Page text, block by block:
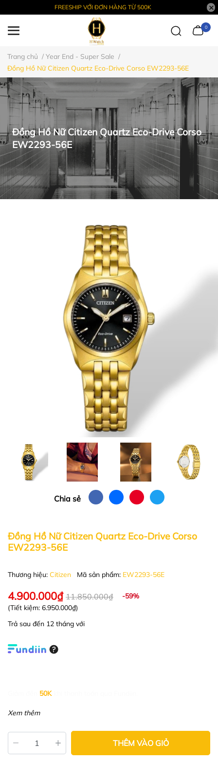
FREESHIP VỚI ĐƠN HÀNG TỪ 500K
0
Trang chủ / Year End - Super Sale /
Đồng Hồ Nữ Citizen Quartz Eco-Drive Corso EW2293-56E
Đồng Hồ Nữ Citizen Quartz Eco-Drive Corso
EW2293-56E
Chia sẻ
Đồng Hồ Nữ Citizen Quartz Eco-Drive Corso
EW2293-56E
Thương hiệu: Citizen Mã sản phẩm: EW2293-56E
4.900.000₫ 11.850.000₫
-59%
(Tiết kiệm: 6.950.000₫)
Trả sau đến 12 tháng với
50K
Xem thêm
THÊM VÀO GIỎ